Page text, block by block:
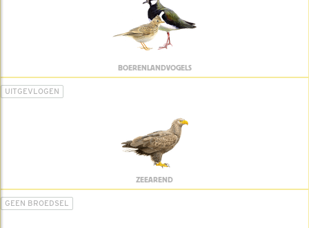
BOERENLANDVOGELS
UITGEVLOGEN
ZEEAREND
GEEN BROEDSEL